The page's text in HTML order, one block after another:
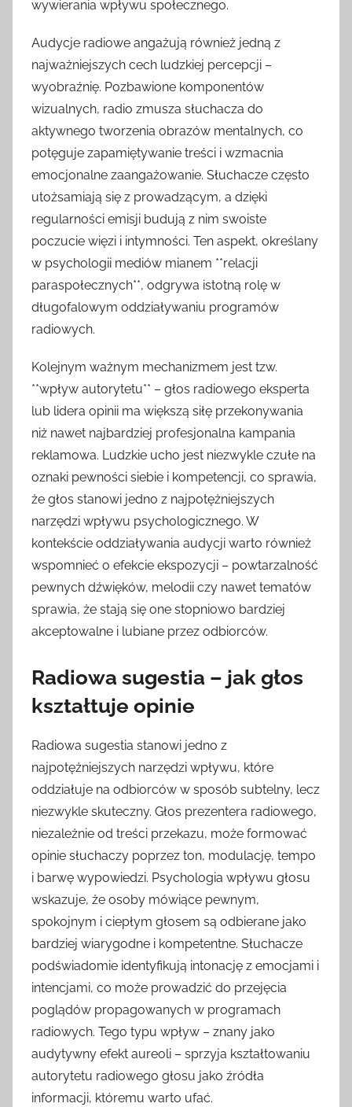
wywierania wpływu społecznego.
Audycje radiowe angażują również jedną z
najważniejszych cech ludzkiej percepcji –
wyobraźnię. Pozbawione komponentów
wizualnych, radio zmusza słuchacza do
aktywnego tworzenia obrazów mentalnych, co
potęguje zapamiętywanie treści i wzmacnia
emocjonalne zaangażowanie. Słuchacze często
utożsamiają się z prowadzącym, a dzięki
regularności emisji budują z nim swoiste
poczucie więzi i intymności. Ten aspekt, określany
w psychologii mediów mianem **relacji
paraspołecznych**, odgrywa istotną rolę w
długofalowym oddziaływaniu programów
radiowych.
Kolejnym ważnym mechanizmem jest tzw.
**wpływ autorytetu** – głos radiowego eksperta
lub lidera opinii ma większą siłę przekonywania
niż nawet najbardziej profesjonalna kampania
reklamowa. Ludzkie ucho jest niezwykle czułe na
oznaki pewności siebie i kompetencji, co sprawia,
że głos stanowi jedno z najpotężniejszych
narzędzi wpływu psychologicznego. W
kontekście oddziaływania audycji warto również
wspomnieć o efekcie ekspozycji – powtarzalność
pewnych dźwięków, melodii czy nawet tematów
sprawia, że stają się one stopniowo bardziej
akceptowalne i lubiane przez odbiorców.
Radiowa sugestia – jak głos
kształtuje opinie
Radiowa sugestia stanowi jedno z
najpotężniejszych narzędzi wpływu, które
oddziałuje na odbiorców w sposób subtelny, lecz
niezwykle skuteczny. Głos prezentera radiowego,
niezależnie od treści przekazu, może formować
opinie słuchaczy poprzez ton, modulację, tempo
i barwę wypowiedzi. Psychologia wpływu głosu
wskazuje, że osoby mówiące pewnym,
spokojnym i ciepłym głosem są odbierane jako
bardziej wiarygodne i kompetentne. Słuchacze
podświadomie identyfikują intonację z emocjami i
intencjami, co może prowadzić do przejęcia
poglądów propagowanych w programach
radiowych. Tego typu wpływ – znany jako
audytywny efekt aureoli – sprzyja kształtowaniu
autorytetu radiowego głosu jako źródła
informacji, któremu warto ufać.